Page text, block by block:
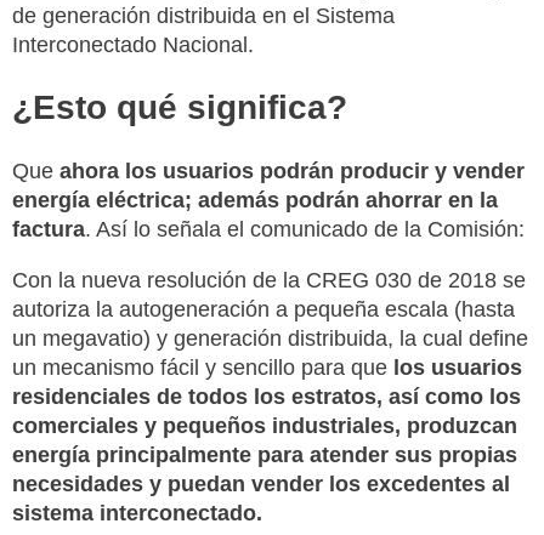
de generación distribuida en el Sistema
Interconectado Nacional.
¿Esto qué significa?
Que ahora los usuarios podrán producir y vender
energía eléctrica; además podrán ahorrar en la
factura. Así lo señala el comunicado de la Comisión:
Con la nueva resolución de la CREG 030 de 2018 se
autoriza la autogeneración a pequeña escala (hasta
un megavatio) y generación distribuida, la cual define
un mecanismo fácil y sencillo para que los usuarios
residenciales de todos los estratos, así como los
comerciales y pequeños industriales, produzcan
energía principalmente para atender sus propias
necesidades y puedan vender los excedentes al
sistema interconectado.